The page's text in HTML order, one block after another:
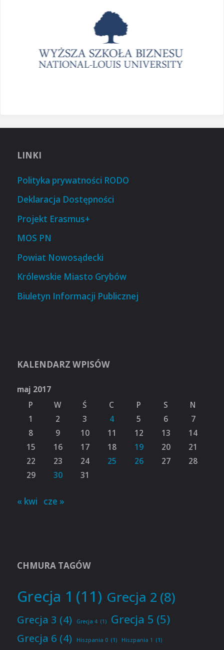
LINKI
Polityka prywatności RODO
Deklaracja Dostępności
Projekt Erasmus+
MOS PN
Powiat Nowosądecki
Królewskie Miasto Grybów
Biuletyn Informacji Publicznej
KALENDARZ WPISÓW
maj 2017
P
W Ś C P S
N
1
2 3 4 5 6
7
8
9 10 11 12 13
14
15
16 17 18 19 20
21
22
23 24 25 26 27
28
29
30 31
« kwi cze »
CHMURA TAGÓW
Grecja 1 (11) Grecja 2 (8)
Grecja 3 (4) Grecja 4 (1) Grecja 5 (5)
Grecja 6 (4) Hiszpania 0 (1) Hiszpania 1 (1)